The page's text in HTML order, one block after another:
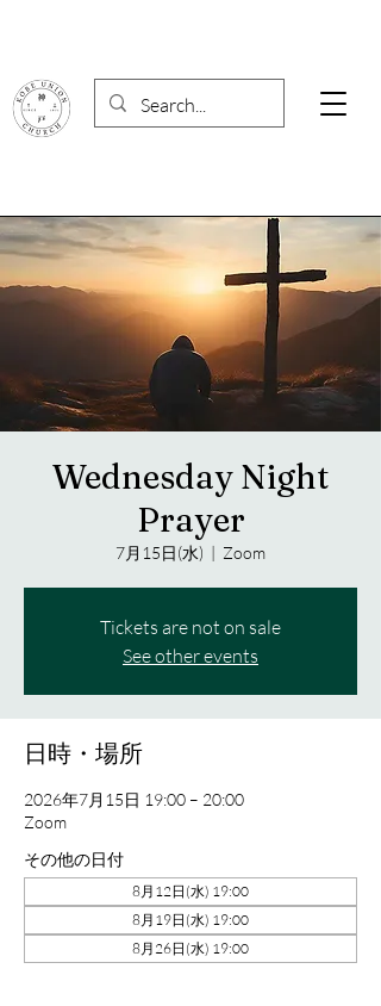
Wednesday Night
Prayer
7月15日(水)
  |
Zoom
Tickets are not on sale
See other events
日時・場所
2026年7月15日 19:00 – 20:00
Zoom
その他の日付
8月12日(水) 19:00
8月19日(水) 19:00
8月26日(水) 19:00